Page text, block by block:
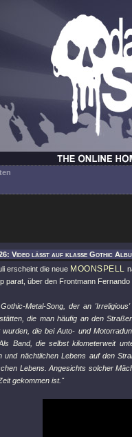
Video lässt auf klasse Gothic
erscheint die neue MOONSPELL
parat, über den Frontmann
Metal-Song, der an
die man häufig an den
wurden, die bei Auto- und
Band, die selbst kilometerweit
und nächtlichen Lebens auf den
Lebens. Angesichts solcher
gekommen ist."